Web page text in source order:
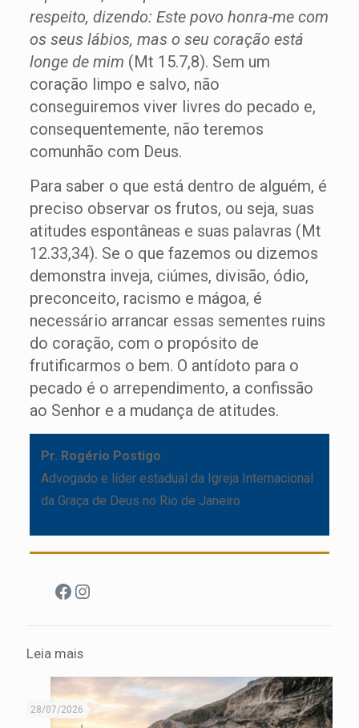
respeito, dizendo: Este povo honra-me com
os seus lábios, mas o seu coração está
longe de mim (Mt 15.7,8). Sem um
coração limpo e salvo, não
conseguiremos viver livres do pecado e,
consequentemente, não teremos
comunhão com Deus.
Para saber o que está dentro de alguém, é
preciso observar os frutos, ou seja, suas
atitudes espontâneas e suas palavras (Mt
12.33,34). Se o que fazemos ou dizemos
demonstra inveja, ciúmes, divisão, ódio,
preconceito, racismo e mágoa, é
necessário arrancar essas sementes ruins
do coração, com o propósito de
frutificarmos o bem. O antídoto para o
pecado é o arrependimento, a confissão
ao Senhor e a mudança de atitudes.
Pr. Rogério Postigo
Advogado e líder estadual da Igreja Internacional
da Graça de Deus no Rio de Janeiro
Facebook
Instagram
Leia mais
28/07/2026